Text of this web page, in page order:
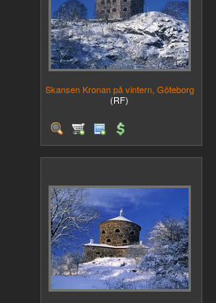
Skansen Kronan på vintern, Göteborg
(RF)